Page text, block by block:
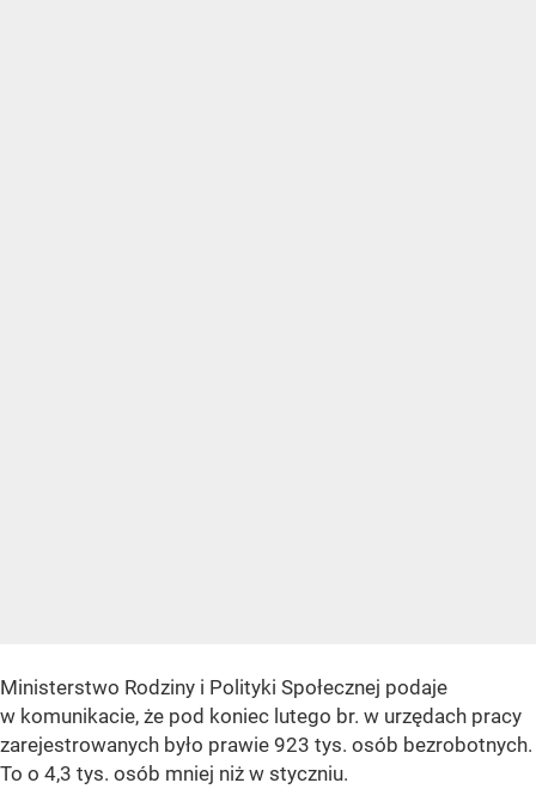
Ministerstwo Rodziny i Polityki Społecznej podaje
w komunikacie, że pod koniec lutego br. w urzędach pracy
zarejestrowanych było prawie 923 tys. osób bezrobotnych.
To o 4,3 tys. osób mniej niż w styczniu.